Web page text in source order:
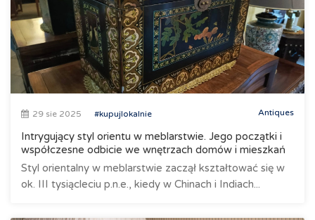
29 sie 2025 #kupujlokalnie Antiques
Intrygujący styl orientu w meblarstwie. Jego początki i
współczesne odbicie we wnętrzach domów i mieszkań
Styl orientalny w meblarstwie zaczął kształtować się w
ok. III tysiącleciu p.n.e., kiedy w Chinach i Indiach...